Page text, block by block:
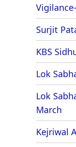
Surjit
KBS
Lok
Lok
March
Kejriwal